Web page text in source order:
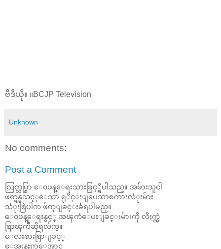
ဗီဒီယို။ ။BCJP Television
Unknown
No comments:
Post a Comment
လြတ္လပ္စြာ ေ၀ဖန္ေရးသားခြင့္ရွိပါသည္။ အမ်ားသူငါ
ဖတ္ရန္မသင့္ေသာ ရုိင္းျပေသာစကားလံုးမ်ား
သံုးစြဲပါက ဖ်က္ျခင္းခံရပါမည္။
ေ၀ဖန္ေရးနွင့္ အၾကံေပးျခင္းမ်ားကို လိႈက္လွဲ
စြာၾကိဳဆိုရလ်က္။
ေလးစားစြာျဖင့္
ေအးနႏၵာေအာင္